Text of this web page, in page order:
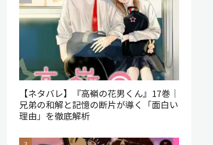
【ネタバレ】『高嶺の花男くん』17巻｜
兄弟の和解と記憶の断片が導く「面白い
理由」を徹底解析